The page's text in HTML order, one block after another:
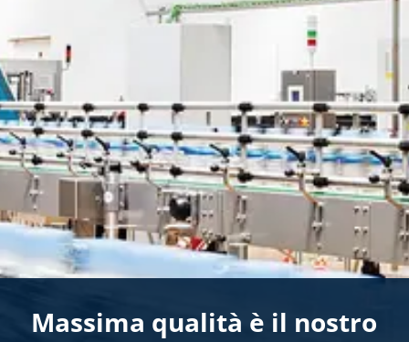
Massima qualità è il nostro